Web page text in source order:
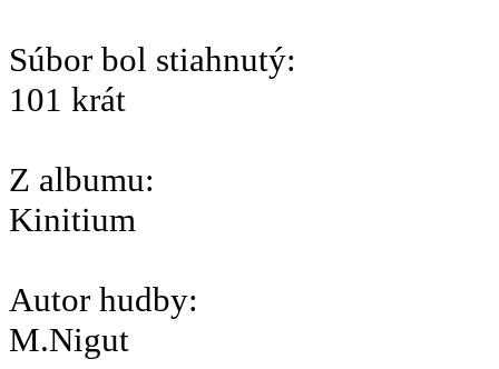
Súbor bol stiahnutý:
101 krát
Z albumu:
Kinitium
Autor hudby:
M.Nigut